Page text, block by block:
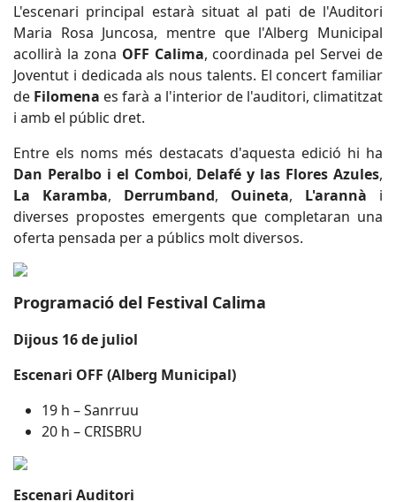
L'escenari principal estarà situat al pati de l'Auditori
Maria Rosa Juncosa, mentre que l'Alberg Municipal
acollirà la zona OFF Calima, coordinada pel Servei de
Joventut i dedicada als nous talents. El concert familiar
de Filomena es farà a l'interior de l'auditori, climatitzat
i amb el públic dret.
Entre els noms més destacats d'aquesta edició hi ha
Dan Peralbo i el Comboi, Delafé y las Flores Azules,
La Karamba, Derrumband, Ouineta, L'arannà i
diverses propostes emergents que completaran una
oferta pensada per a públics molt diversos.
Programació del Festival Calima
Dijous 16 de juliol
Escenari OFF (Alberg Municipal)
19 h – Sanrruu
20 h – CRISBRU
Escenari Auditori